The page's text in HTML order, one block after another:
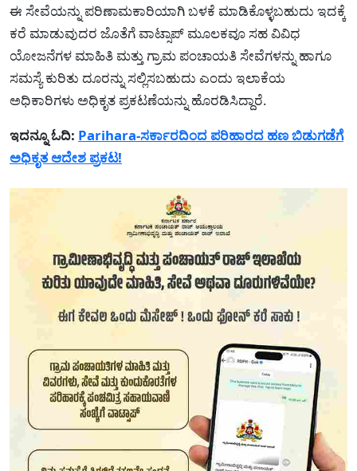
ಈ ಸೇವೆಯನ್ನು ಪರಿಣಾಮಕಾರಿಯಾಗಿ ಬಳಕೆ ಮಾಡಿಕೊಳ್ಳಬಹುದು ಇದಕ್ಕೆ
ಕರೆ ಮಾಡುವುದರ ಜೊತೆಗೆ ವಾಟ್ಸಾಪ್ ಮೂಲಕವೂ ಸಹ ವಿವಿಧ
ಯೋಜನೆಗಳ ಮಾಹಿತಿ ಮತ್ತು ಗ್ರಾಮ ಪಂಚಾಯತಿ ಸೇವೆಗಳನ್ನು ಹಾಗೂ
ಸಮಸ್ಯೆ ಕುರಿತು ದೂರನ್ನು ಸಲ್ಲಿಸಬಹುದು ಎಂದು ಇಲಾಕೆಯ
ಅಧಿಕಾರಿಗಳು ಅಧಿಕೃತ ಪ್ರಕಟಣೆಯನ್ನು ಹೊರಡಿಸಿದ್ದಾರೆ.
ಇದನ್ನೂ ಓದಿ: Parihara-ಸರ್ಕಾರದಿಂದ ಪರಿಹಾರದ ಹಣ ಬಿಡುಗಡೆಗೆ
ಅಧಿಕೃತ ಆದೇಶ ಪ್ರಕಟ!